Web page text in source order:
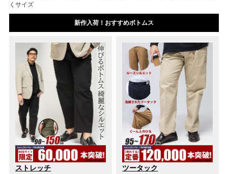
くサイズ
新作入荷！おすすめボトムス
ストレッチ
ツータック